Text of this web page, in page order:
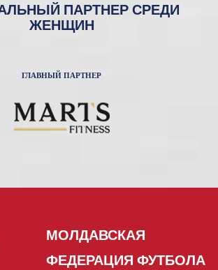
ПАРТНЕР СРЕДИ
ЖЕНЩИН
ГЛАВНЫЙ ПАРТНЕР
МОЛДАВСКАЯ
ФЕДЕРАЦИЯ ФУТБОЛА